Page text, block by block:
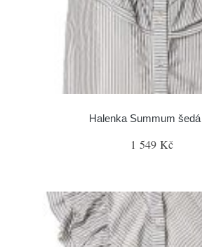
Halenka Summum
1 549 Kč